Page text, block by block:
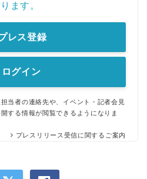
ます。
レス登録
ログイン
当者の連絡先や、イベント・記者会見
する情報が閲覧できるようになりま
プレスリリース受信に関するご案内